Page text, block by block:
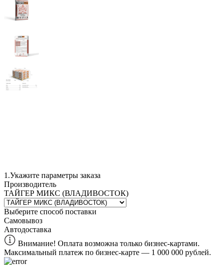
1.Укажите параметры заказа
Производитель
ТАЙГЕР МИКС (ВЛАДИВОСТОК)
Выберите способ поставки
Самовывоз
Автодоставка
Внимание! Оплата возможна только бизнес-картами.
Максимальный платеж по бизнес-карте — 1 000 000 рублей.